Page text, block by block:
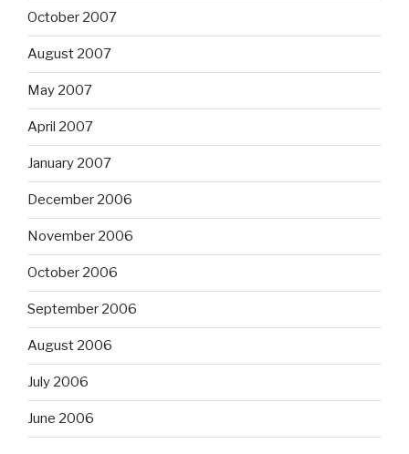
October 2007
August 2007
May 2007
April 2007
January 2007
December 2006
November 2006
October 2006
September 2006
August 2006
July 2006
June 2006